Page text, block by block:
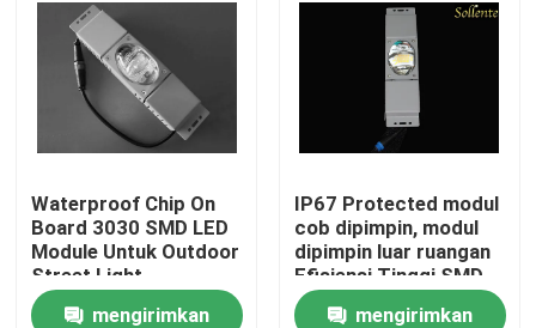
Video
Tentang kami
Tur Pabrik
Kontrol kualitas
Waterproof Chip On
Board 3030 SMD LED
Module Untuk Outdoor
Street Light
mengirimkan
IP67 Protected modul
cob dipimpin, modul
dipimpin luar ruangan
Efisiensi Tinggi SMD
3030
mengirimkan